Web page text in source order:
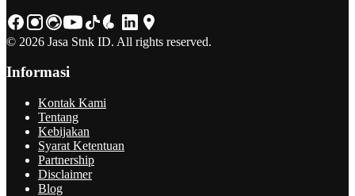
© 2026 Jasa Stnk ID. All rights reserved.
Informasi
Kontak Kami
Tentang
Kebijakan
Syarat Ketentuan
Partnership
Disclaimer
Blog